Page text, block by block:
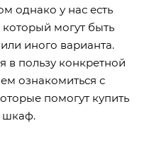
однако у нас есть
могут быть
иного варианта.
пользу конкретной
ознакомиться с
помогут купить
шкаф.